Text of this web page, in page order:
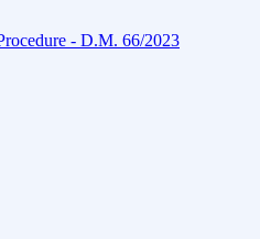
- D.M. 66/2023